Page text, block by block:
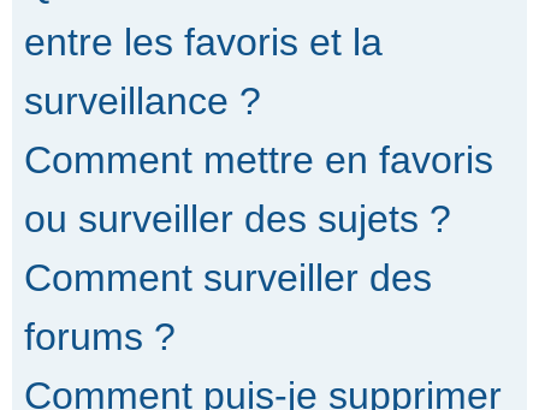
entre les favoris et la
surveillance ?
Comment mettre en favoris
ou surveiller des sujets ?
Comment surveiller des
forums ?
Comment puis-je supprimer